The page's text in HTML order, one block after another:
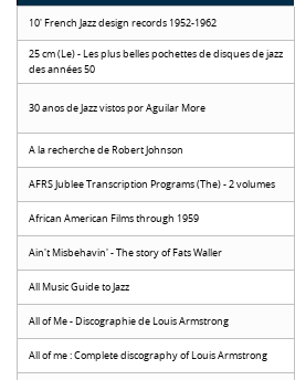
10' French Jazz design records 1952-1962
25 cm (Le) - Les plus belles pochettes de disques de jazz
des années 50
30 anos de Jazz vistos por Aguilar More
A la recherche de Robert Johnson
AFRS Jublee Transcription Programs (The) - 2 volumes
African American Films through 1959
Ain't Misbehavin' - The story of Fats Waller
All Music Guide to Jazz
All of Me - Discographie de Louis Armstrong
All of me : Complete discography of Louis Armstrong